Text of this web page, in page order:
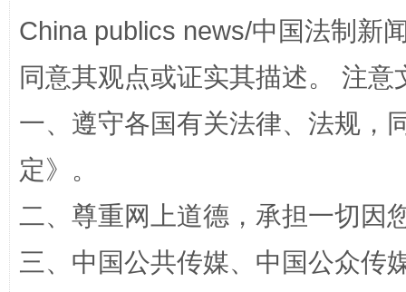
China publics news/中国法制新
同意其观点或证实其描述。 注
一、遵守各国有关法律、法规，
定》。
二、尊重网上道德，承担一切因
三、中国公共传媒、中国公众传